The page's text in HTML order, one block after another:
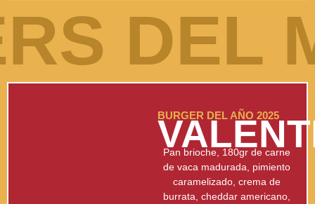
DEL
BURGER DEL AÑO 2025
Pan brioche, 180gr de carne
de vaca madurada, pimiento
caramelizado, crema de
burrata, cheddar americano,